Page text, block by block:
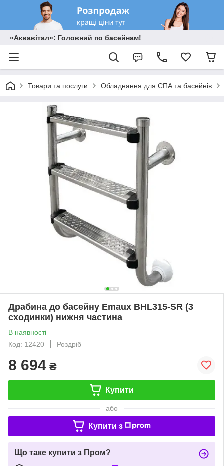
«Аквавітал»: Головний по басейнам!
Товари та послуги Обладнання для СПА та басейнів
Драбина до басейну Emaux BHL315-SR (3
сходинки) нижня частина
В наявності
Код: 12420
Роздріб
8 694 ₴
Купити
або
Купити з
Що таке купити з Пром?